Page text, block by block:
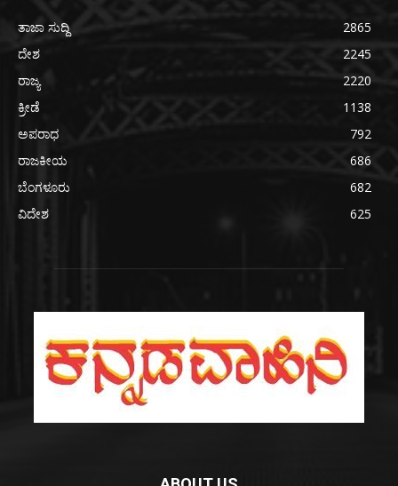
ತಾಜಾ ಸುದ್ದಿ
2865
ದೇಶ
2245
ರಾಜ್ಯ
2220
ಕ್ರೀಡೆ
1138
ಅಪರಾಧ
792
ರಾಜಕೀಯ
686
ಬೆಂಗಳೂರು
682
ವಿದೇಶ
625